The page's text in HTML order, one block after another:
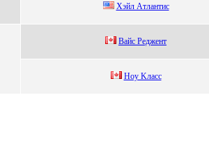
Xэйл Aтлантис
Вайс Pеджент
Hоу Kлaсс